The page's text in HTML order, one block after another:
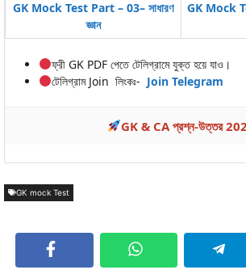
GK Mock Test Part – 03– সাধারণ
জ্ঞান
GK Mock
ফ্রী GK PDF পেতে টেলিগ্রামে যুক্ত হয়ে যাও।
টেলিগ্রাম Join লিংকঃ- Join Telegram
GK & CA প্রশ্ন-উত্তর
GK mock Test